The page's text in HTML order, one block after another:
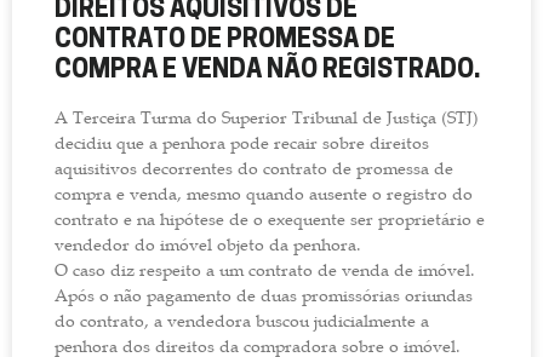
DIREITOS AQUISITIVOS DE
CONTRATO DE PROMESSA DE
COMPRA E VENDA NÃO REGISTRADO.
A Terceira Turma do Superior Tribunal de Justiça (STJ)
decidiu que a penhora pode recair sobre direitos
aquisitivos decorrentes do contrato de promessa de
compra e venda, mesmo quando ausente o registro do
contrato e na hipótese de o exequente ser proprietário e
vendedor do imóvel objeto da penhora.
O caso diz respeito a um contrato de venda de imóvel.
Após o não pagamento de duas promissórias oriundas
do contrato, a vendedora buscou judicialmente a
penhora dos direitos da compradora sobre o imóvel.